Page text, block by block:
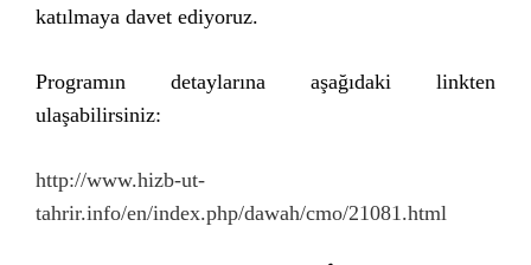
katılmaya davet ediyoruz.
Programın detaylarına aşağıdaki linkten
ulaşabilirsiniz:
http://www.hizb-ut-
tahrir.info/en/index.php/dawah/cmo/21081.html